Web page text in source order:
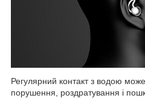
Регулярний контакт з водою
порушення, роздратування і